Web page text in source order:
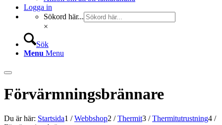
Logga in
Sökord här...
×
Sök
Menu Menu
Förvärmningsbrännare
Du är här: Startsida1 / Webbshop2 / Thermit3 / Thermitutrustning4 /